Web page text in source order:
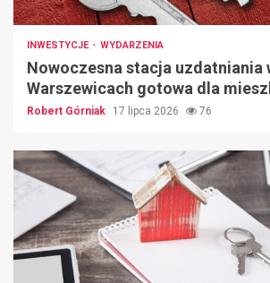
INWESTYCJE WYDARZENIA
Nowoczesna stacja uzdatniania
Warszewicach gotowa dla
Robert Górniak 17 lipca 2026 76